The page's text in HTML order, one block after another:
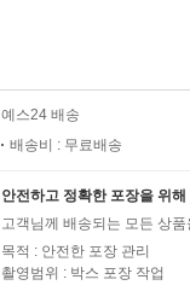
예스24 배송
배송비 : 무료배송
안전하고 정확한 포장을 위
고객님께 배송되는 모든 상
목적 : 안전한 포장 관리
촬영범위 : 박스 포장 작업